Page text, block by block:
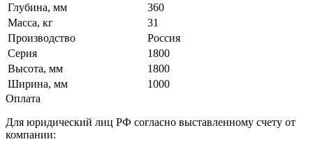
Глубина, мм
360
Масса, кг
31
Производство
Россия
Серия
1800
Высота, мм
1800
Ширина, мм
1000
Оплата
Для юридический лиц РФ согласно выставленному счету от
компании: